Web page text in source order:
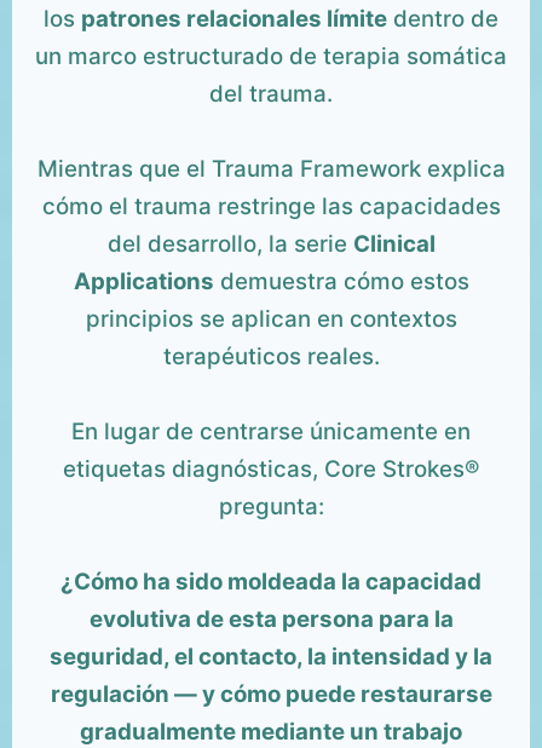
los patrones relacionales límite dentro de
un marco estructurado de terapia somática
del trauma.
Mientras que el Trauma Framework explica
cómo el trauma restringe las capacidades
del desarrollo, la serie Clinical
Applications demuestra cómo estos
principios se aplican en contextos
terapéuticos reales.
En lugar de centrarse únicamente en
etiquetas diagnósticas, Core Strokes®
pregunta:
¿Cómo ha sido moldeada la capacidad
evolutiva de esta persona para la
seguridad, el contacto, la intensidad y la
regulación — y cómo puede restaurarse
gradualmente mediante un trabajo